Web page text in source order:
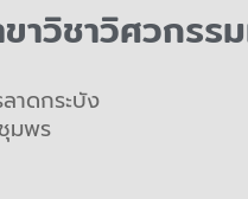
าวิชาวิศวกรร
าดกระบัง
มพร